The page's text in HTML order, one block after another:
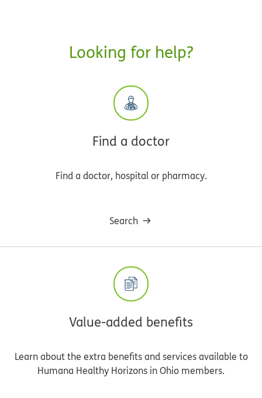
Looking for help?
Find a doctor
Find a doctor, hospital or pharmacy.
Search
Value-added benefits
Learn about the extra benefits and services available to
Humana Healthy Horizons in Ohio members.